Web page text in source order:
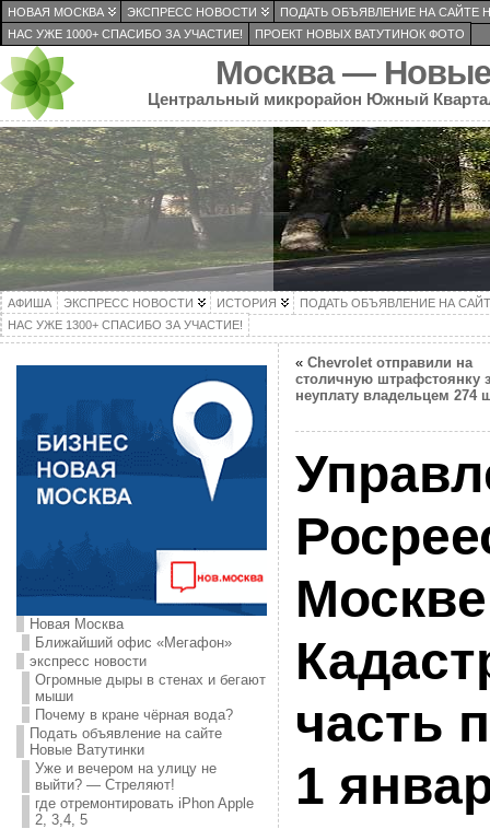
НОВАЯ МОСКВА ЭКСПРЕСС НОВОСТИ
ПОДАТЬ ОБЪЯВЛЕНИЕ НА САЙТЕ
НАС УЖЕ 1000+ СПАСИБО ЗА УЧАСТИЕ!
ПРОЕКТ НОВЫХ ВАТУТИНОК ФОТО
Москва — Новые
Центральный микрорайон Южный
АФИША ЭКСПРЕСС НОВОСТИ ИСТОРИЯ
ПОДАТЬ ОБЪЯВЛЕНИЕ НА
НАС УЖЕ 1300+ СПАСИБО ЗА УЧАСТИЕ!
Новая Москва
Ближайший офис «Мегафон»
экспресс новости
Огромные дыры в стенах и бегают
мыши
Почему в кране чёрная вода?
Подать объявление на сайте
Новые Ватутинки
Уже и вечером на улицу не
выйти? — Стреляют!
где отремонтировать iPhon Apple
2, 3,4, 5
« Chevrolet отправили на
столичную штрафстоянку
неуплату владельцем 274
часть
1